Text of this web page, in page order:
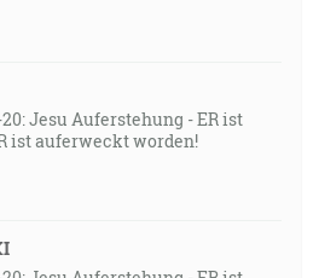
Jesu Auferstehung - ER ist
ist auferweckt worden!